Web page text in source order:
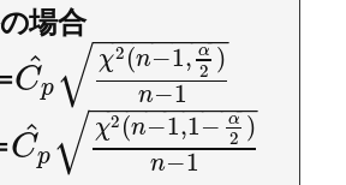
場合
Cp
^ χ2 (n−1, α
2 )
n−1
− −
−−−−−
√
Cp
^ χ2 (n−1,1− α
2 )
n−1
− −
−−−−−−−
√